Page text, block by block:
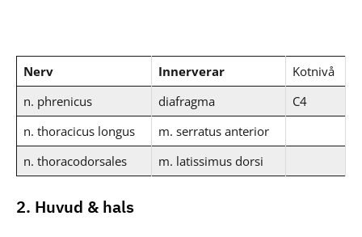
Nerv Innerverar
Kotnivå
n. phrenicus
diafragma
C4
n. thoracicus longus
m. serratus anterior
n. thoracodorsales
m. latissimus dorsi
2. Huvud & hals